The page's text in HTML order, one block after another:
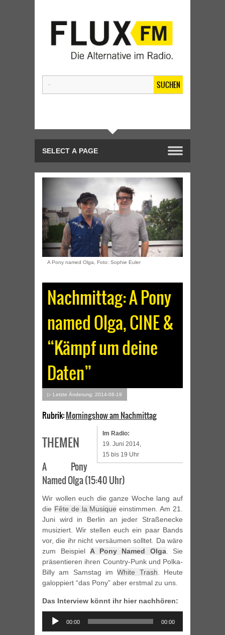
SUCHEN
A Pony named Olga, Foto: Sophie Euler
Nachmittag: A Pony
named Olga, CINE &
“Kämpf um deine
Daten”
▷ Letzte Änderung: 2014-06-19
Rubrik:Morningshow am Nachmittag
Im Radio:
19. Juni 2014,
15 bis 19 Uhr
THEMEN
A Pony
Named Olga (15:40 Uhr)
Wir wollen euch die ganze Woche lang auf
die Fête de la Musique einstimmen. Am 21.
Juni wird in Berlin an jeder Straßenecke
musiziert. Wir stellen euch ein paar Bands
vor, die ihr nicht versäumen solltet. Da wäre
zum Beispiel A Pony Named Olga. Sie
präsentieren ihren Country-Punk und Polka-
Billy am Samstag imWhite Trash. Heute
galoppiert “das Pony” aber erstmal zu uns.
Das Interview könnt ihr hier nachhören:
Audio
Player
00:00 00:00